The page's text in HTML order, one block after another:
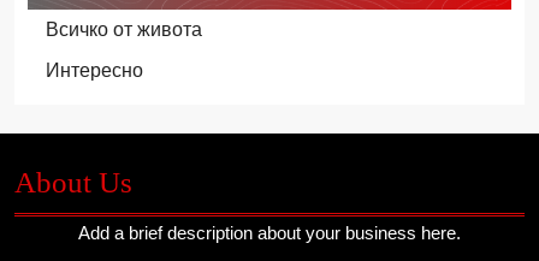
Всичко от живота
Интересно
About Us
Add a brief description about your business here.